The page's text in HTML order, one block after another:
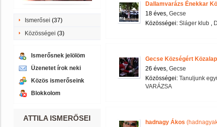
Ismerősei (37)
Közösségei (3)
Ismerősnek jelölöm
Üzenetet írok neki
Közös ismerőseink
Blokkolom
ATTILA ISMERŐSEI
Dallamvarázs Énekkar
18 éves, Gecse
Közösségei: Sláger klub ,
Gecse Községért
26 éves, Gecse
Közösségei: Tanuljunk
VARÁZSA
hadnagy Ákos